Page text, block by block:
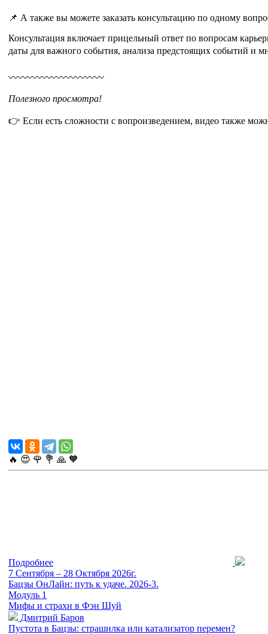
📌 А также вы можете заказать консультацию по одному
Консультация включает прицельный ответ по вопросам
даты для важного события, анализа предстоящих событий и
〰️〰️〰️〰️〰️〰️〰️〰️〰️〰️
Полезного просмотра!
👉 Если есть сложности с вопроизведением, видео также
🔥 😍 🌹 💐 🙏 🧡
Подробнее
7 Сентября – 28 Октября 2026г.
Бацзы ОнЛайн: путь к удаче. 2026-3.
Модуль 1
Мифы и страхи в Фэн Шуй
Дмитрий Баров
Пустота в Бацзы: страшилка или катализатор перемен?